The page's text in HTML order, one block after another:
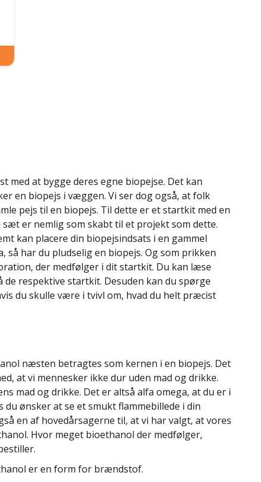
med at bygge deres egne biopejse. Det kan
en biopejs i væggen. Vi ser dog også, at folk
pejs til en biopejs. Til dette er et startkit med en
er nemlig som skabt til et projekt som dette.
kan placere din biopejsindsats i en gammel
så har du pludselig en biopejs. Og som prikken
der medfølger i dit startkit. Du kan læse
de respektive startkit. Desuden kan du spørge
du skulle være i tvivl om, hvad du helt præcist
næsten betragtes som kernen i en biopejs. Det
at vi mennesker ikke dur uden mad og drikke.
mad og drikke. Det er altså alfa omega, at du er i
du ønsker at se et smukt flammebillede i din
en af hovedårsagerne til, at vi har valgt, at vores
Hvor meget bioethanol der medfølger,
er en form for brændstof.